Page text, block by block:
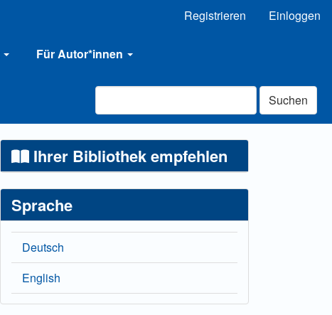
Registrieren Einloggen
Für Autor*innen
Suchen
Ihrer Bibliothek empfehlen
Sprache
Deutsch
English